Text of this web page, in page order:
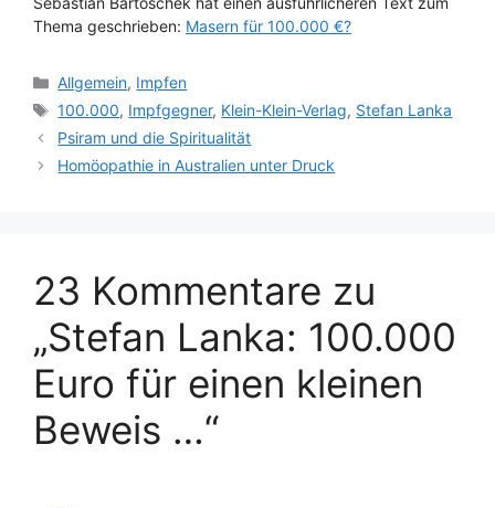
Thema geschrieben: Masern für 100.000 €?
Kategorien
Allgemein, Impfen
Schlagwörter
100.000, Impfgegner, Klein-Klein-Verlag, Stefan Lanka
Psiram und die Spiritualität
Homöopathie in Australien unter Druck
23 Kommentare zu
„Stefan Lanka: 100.000
Euro für einen kleinen
Beweis …“